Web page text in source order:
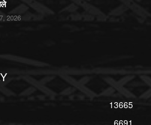
2026
13665
6691